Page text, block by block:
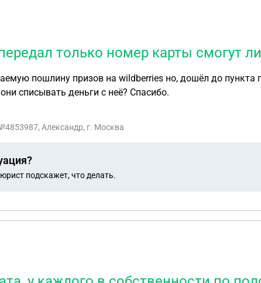
только номер карты смогут
пошлину призов на wildberries но, дошёл до
списывать деньги с неё? Спасибо.
Александр, г. Москва
подскажет, что делать.